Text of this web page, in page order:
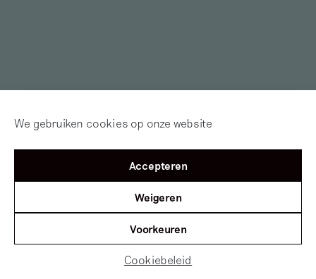
We gebruiken cookies op onze website
Accepteren
Weigeren
Voorkeuren
Cookiebeleid